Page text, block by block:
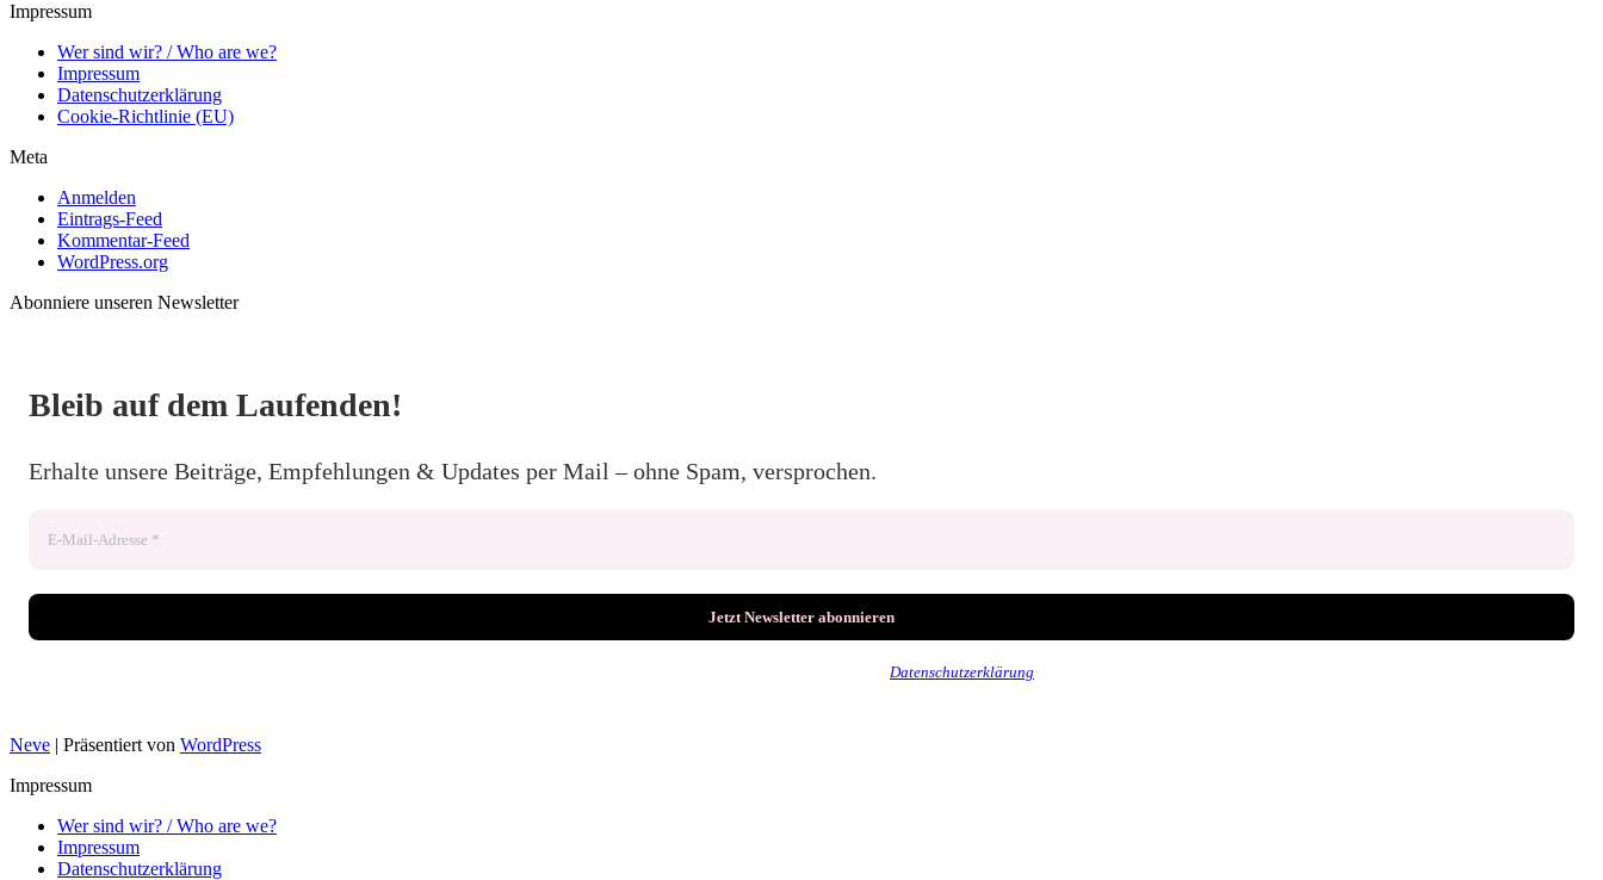
Impressum
Wer sind wir? / Who are we?
Impressum
Datenschutzerklärung
Cookie-Richtlinie (EU)
Meta
Anmelden
Eintrags-Feed
Kommentar-Feed
WordPress.org
Abonniere unseren Newsletter
Bleib auf dem Laufenden!
Erhalte unsere Beiträge, Empfehlungen & Updates per Mail – ohne Spam, versprochen.
Datenschutzerklärung
Neve | Präsentiert von WordPress
Impressum
Wer sind wir? / Who are we?
Impressum
Datenschutzerklärung